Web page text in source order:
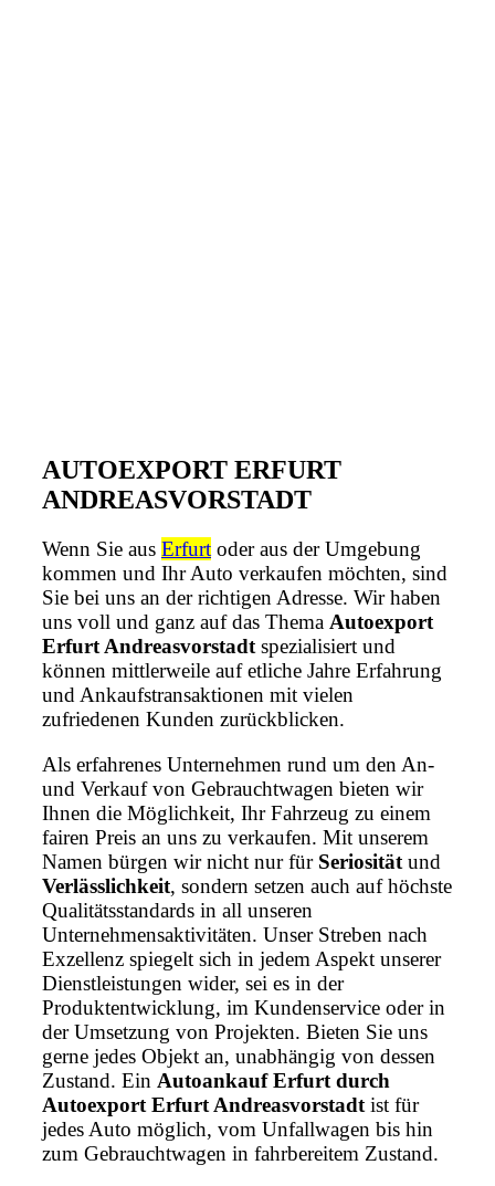
AUTOEXPORT ERFURT
ANDREASVORSTADT
Wenn Sie aus Erfurt oder aus der Umgebung
kommen und Ihr Auto verkaufen möchten, sind
Sie bei uns an der richtigen Adresse. Wir haben
uns voll und ganz auf das Thema Autoexport
Erfurt Andreasvorstadt spezialisiert und
können mittlerweile auf etliche Jahre Erfahrung
und Ankaufstransaktionen mit vielen
zufriedenen Kunden zurückblicken.
Als erfahrenes Unternehmen rund um den An-
und Verkauf von Gebrauchtwagen bieten wir
Ihnen die Möglichkeit, Ihr Fahrzeug zu einem
fairen Preis an uns zu verkaufen. Mit unserem
Namen bürgen wir nicht nur für Seriosität und
Verlässlichkeit, sondern setzen auch auf höchste
Qualitätsstandards in all unseren
Unternehmensaktivitäten. Unser Streben nach
Exzellenz spiegelt sich in jedem Aspekt unserer
Dienstleistungen wider, sei es in der
Produktentwicklung, im Kundenservice oder in
der Umsetzung von Projekten. Bieten Sie uns
gerne jedes Objekt an, unabhängig von dessen
Zustand. Ein Autoankauf Erfurt durch
Autoexport Erfurt Andreasvorstadt ist für
jedes Auto möglich, vom Unfallwagen bis hin
zum Gebrauchtwagen in fahrbereitem Zustand.